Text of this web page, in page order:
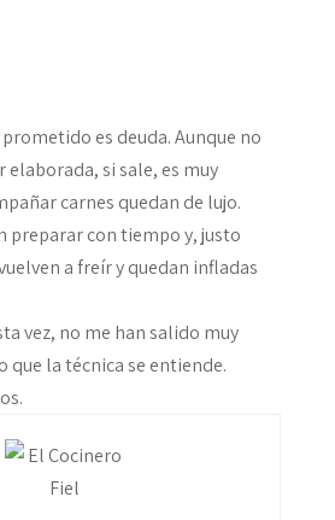
prometido es deuda. Aunque no
elaborada, si sale, es muy
carnes quedan de lujo.
preparar con tiempo y, justo
a freír y quedan infladas
vez, no me han salido muy
que la técnica se entiende.